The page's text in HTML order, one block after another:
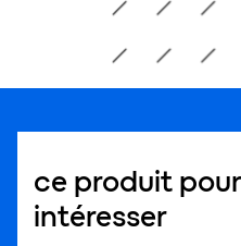
ce produit
intéresser